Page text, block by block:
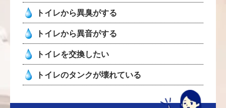
トイレから異臭がする
トイレから異音がする
トイレを交換したい
トイレのタンクが壊れている